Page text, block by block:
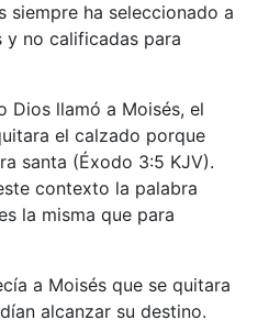
siempre ha seleccionado a
y no calificadas para
Dios llamó a Moisés, el
el calzado porque
santa (Éxodo 3:5 KJV).
contexto la palabra
la misma que para
a Moisés que se quitara
alcanzar su destino.